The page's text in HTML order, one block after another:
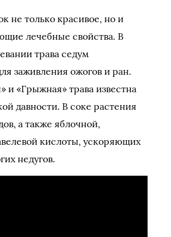
не только красивое, но и
лечебные свойства. В
трава седум
заживления ожогов и ран.
и «Грыжная» трава известна
давности. В соке растения
а также яблочной,
кислоты, ускоряющих
недугов.